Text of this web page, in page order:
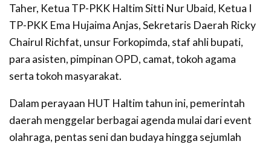
Taher, Ketua TP-PKK Haltim Sitti Nur Ubaid, Ketua I
TP-PKK Ema Hujaima Anjas, Sekretaris Daerah Ricky
Chairul Richfat, unsur Forkopimda, staf ahli bupati,
para asisten, pimpinan OPD, camat, tokoh agama
serta tokoh masyarakat.
Dalam perayaan HUT Haltim tahun ini, pemerintah
daerah menggelar berbagai agenda mulai dari event
olahraga, pentas seni dan budaya hingga sejumlah